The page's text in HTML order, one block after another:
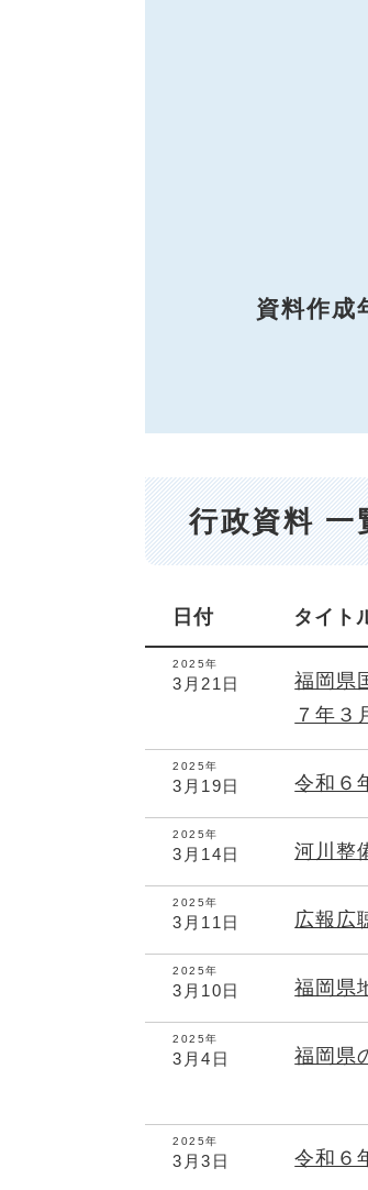
資料作成
行政資料 一
日付 タイト
2025年
3月21日
福岡県
７年３
2025年
3月19日 令和６
2025年
3月14日 河川整
2025年
3月11日 広報広
2025年
3月10日 福岡県
2025年
3月4日 福岡県
2025年
3月3日 令和６